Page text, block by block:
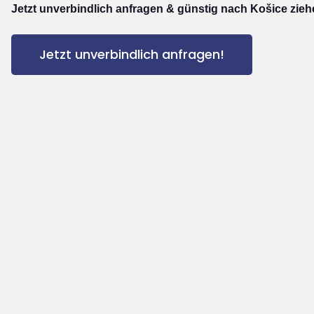
Jetzt unverbindlich anfragen & günstig nach Košice
Jetzt unverbindlich anfragen!